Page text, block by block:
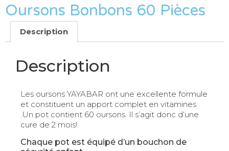
Oursons Bonbons 60 Pièces
Description
Description
Les oursons YAYABAR ont une excellente formule
et constituent un apport complet en vitamines
.Un pot contient 60 oursons. Il s’agit donc d’une
cure de 2 mois!
Chaque pot est équipé d’un bouchon de